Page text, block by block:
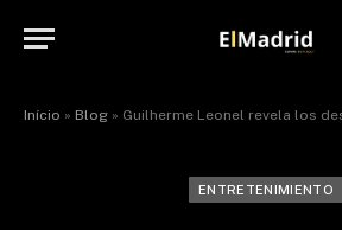
Início » Blog » Guilherme Leonel revela los desafíos de la
ENTRETENIMIENTO